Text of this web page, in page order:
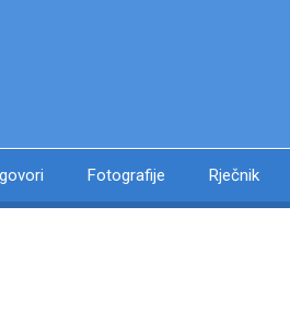
Fotografije Rječnik